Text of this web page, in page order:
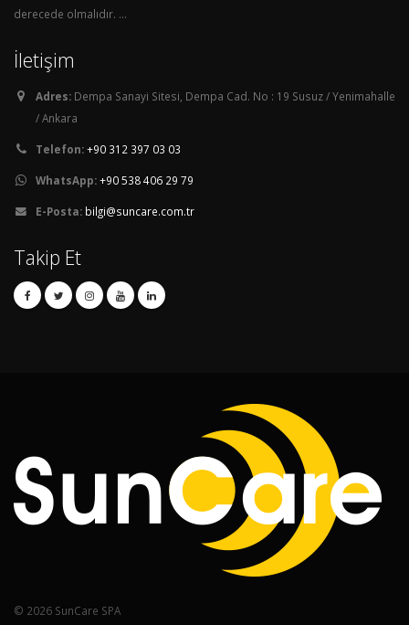
derecede olmalıdır. ...
İletişim
Adres: Dempa Sanayi Sitesi, Dempa Cad. No : 19 Susuz / Yenimahalle
/ Ankara
Telefon:+90 312 397 03 03
WhatsApp:+90 538 406 29 79
E-Posta: bilgi@suncare.com.tr
Takip Et
© 2026 SunCare SPA